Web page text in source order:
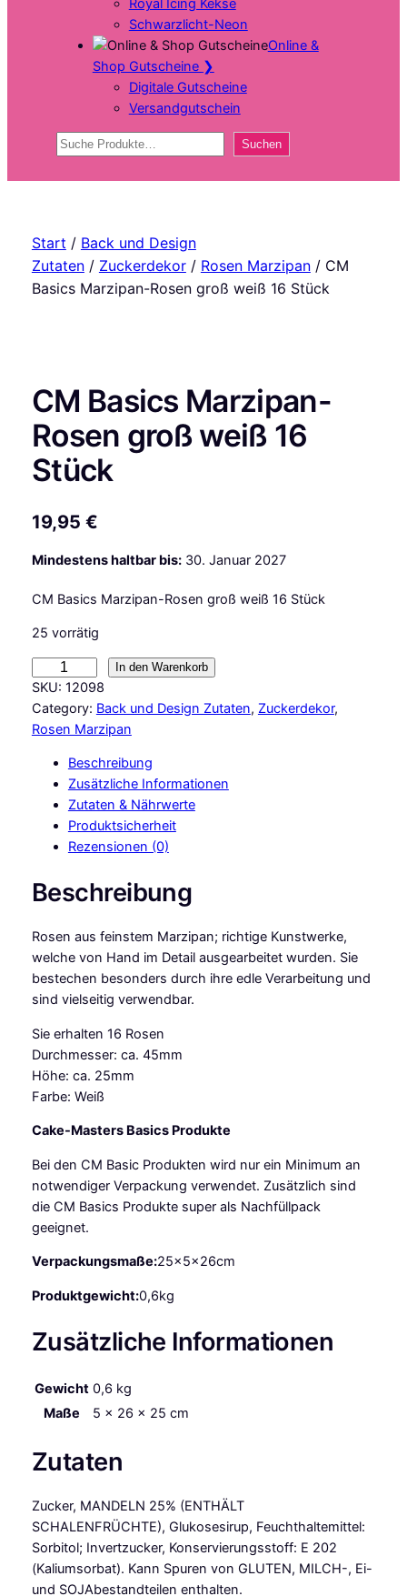
Schwarzlicht-Neon
Online &
Shop Gutscheine ❯
Digitale Gutscheine
Versandgutschein
Suchen Suchen
Start / Back und Design
Zutaten/ Zuckerdekor/ Rosen Marzipan/ CM
Basics Marzipan-Rosen groß weiß 16 Stück
CM Basics Marzipan-
Rosen groß weiß 16
Stück
19,95 €
Mindestens haltbar bis:30. Januar 2027
CM Basics Marzipan-Rosen groß weiß 16 Stück
25 vorrätig
M
B
a
z
p
a
n
-
o
s
e
n
g
o
ß
w
e
i
1
S
c
e
g
e
In den Warenkorb
SKU: 12098
Category: Back und Design Zutaten, Zuckerdekor
Rosen Marzipan
Beschreibung
Zusätzliche Informationen
Zutaten & Nährwerte
Produktsicherheit
Rezensionen (0)
Beschreibung
Rosen aus feinstem Marzipan; richtige Kunstwerke,
welche von Hand im Detail ausgearbeitet wurden. Sie
bestechen besonders durch ihre edle Verarbeitung und
sind vielseitig verwendbar.
Sie erhalten 16 Rosen
Durchmesser: ca. 45mm
Höhe: ca. 25mm
Farbe: Weiß
Cake-Masters Basics Produkte
Bei den CM Basic Produkten wird nur ein Minimum an
notwendiger Verpackung verwendet. Zusätzlich sind
die CM Basics Produkte super als Nachfüllpack
geeignet.
Verpackungsmaße:25x5x26cm
Produktgewicht:0,6kg
Zusätzliche Informationen
Gewicht 0,6 kg
Maße
5 × 26 × 25 cm
Zutaten
Zucker, MANDELN 25% (ENTHÄLT
SCHALENFRÜCHTE), Glukosesirup, Feuchthaltemittel:
Sorbitol; Invertzucker, Konservierungsstoff: E 202
(Kaliumsorbat). Kann Spuren von GLUTEN, MILCH-, Ei-
und SOJAbestandteilen enthalten.